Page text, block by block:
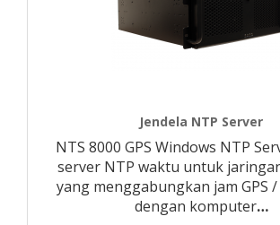
Jendela NTP Server
NTS 8000 GPS Windows NTP
server NTP waktu untuk
yang menggabungkan jam GPS
dengan komputer…